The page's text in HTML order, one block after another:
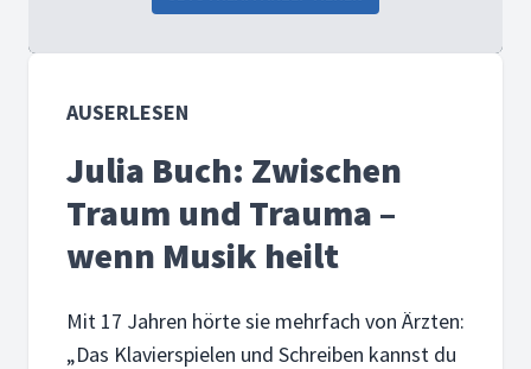
AUSERLESEN
Julia Buch: Zwischen
Traum und Trauma –
wenn Musik heilt
Mit 17 Jahren hörte sie mehrfach von Ärzten:
„Das Klavierspielen und Schreiben kannst du